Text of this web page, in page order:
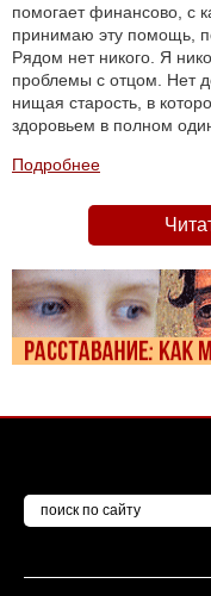
помогает финансово, с
принимаю эту помощь,
Рядом нет никого. Я
проблемы с отцом. Нет
нищая старость, в
здоровьем в полном
Подробнее